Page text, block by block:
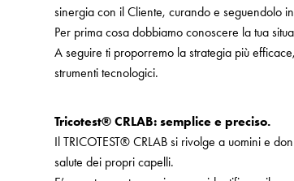
sinergia con il Cliente, curando e seguendolo
Per prima cosa dobbiamo conoscere la tua
A seguire ti proporremo la strategia più
strumenti tecnologici.
Tricotest® CRLAB: semplice e preciso.
Il TRICOTEST® CRLAB si rivolge a uomini e
salute dei propri capelli.